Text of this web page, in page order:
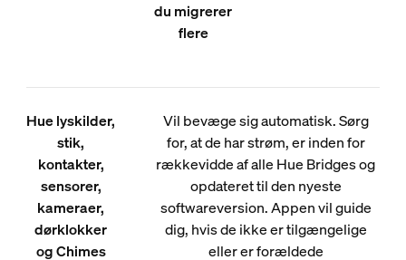
du migrerer
flere
Hue lyskilder,
stik,
kontakter,
sensorer,
kameraer,
dørklokker
og Chimes
Vil bevæge sig automatisk. Sørg
for, at de har strøm, er inden for
rækkevidde af alle Hue Bridges og
opdateret til den nyeste
softwareversion. Appen vil guide
dig, hvis de ikke er tilgængelige
eller er forældede